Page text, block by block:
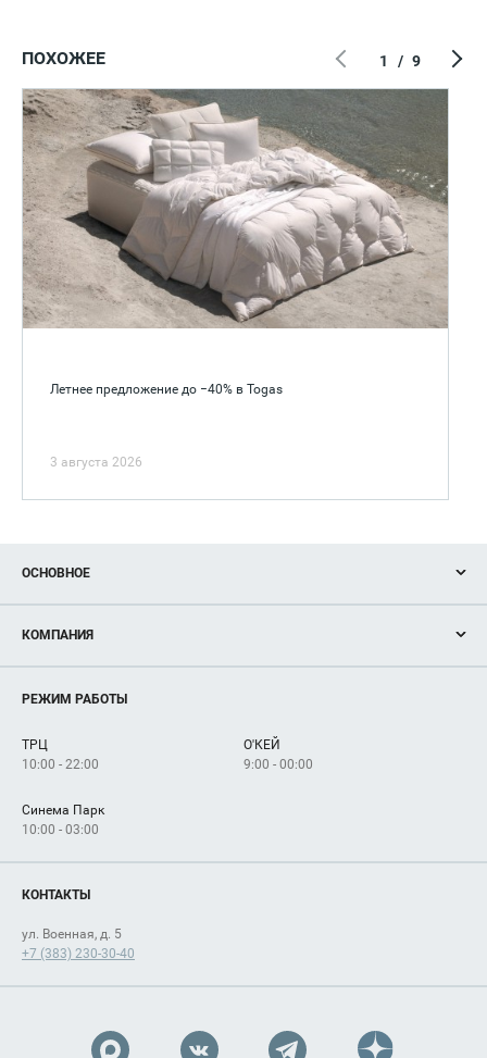
ПОХОЖЕЕ
Летнее предложение до −40% в Togas
3 августа 2026
1 / 9
ОСНОВНОЕ
Новости
Магазины
Услуги
КОМПАНИЯ
Рекламодателям
Как добраться
РЕЖИМ РАБОТЫ
ТРЦ
10:00 - 22:00
О'КЕЙ
9:00 - 00:00
Синема Парк
10:00 - 03:00
КОНТАКТЫ
ул. Военная, д. 5
+7 (383) 230-30-40